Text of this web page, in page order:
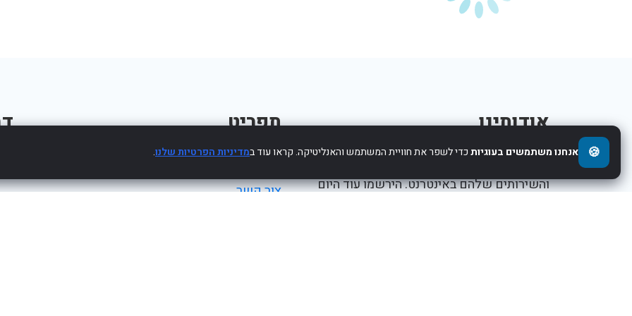
אודותינו
והשירותים שלהם באינטרנט. הירשמו עוד היום
תפריט
צור קשר
🍪 אנחנו משתמשים בעוגיותכדי לשפר את חוויית המשתמש והאנליטיקה. קראו עוד במדיניות הפרטיות שלנו.